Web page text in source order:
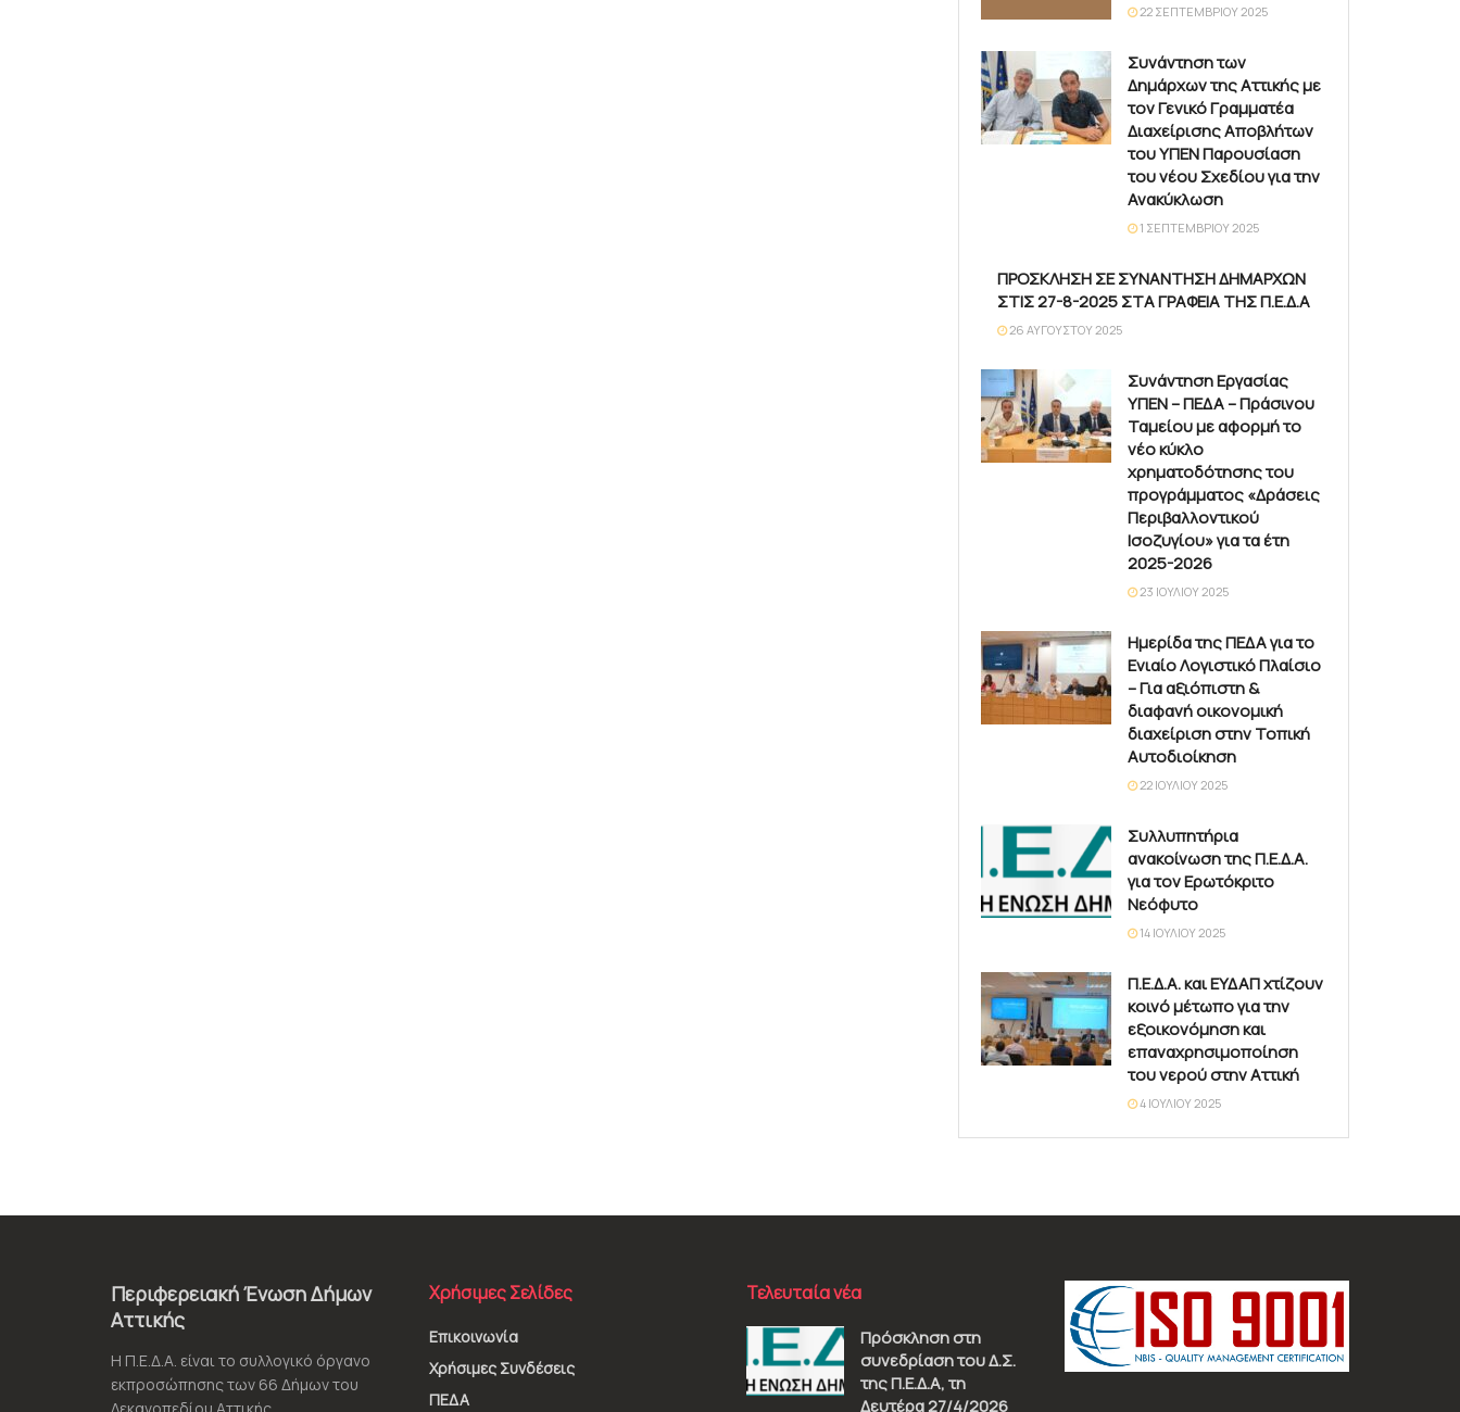
22 ΣΕΠΤΕΜΒΡΊΟΥ 2025
Συνάντηση των
Δημάρχων της Αττικής με
τον Γενικό Γραμματέα
Διαχείρισης Αποβλήτων
του ΥΠΕΝ Παρουσίαση
του νέου Σχεδίου για την
Ανακύκλωση
1 ΣΕΠΤΕΜΒΡΊΟΥ 2025
ΠΡΟΣΚΛΗΣΗ ΣΕ ΣΥΝΑΝΤΗΣΗ ΔΗΜΑΡΧΩΝ
ΣΤΙΣ 27-8-2025 ΣΤΑ ΓΡΑΦΕΙΑ ΤΗΣ Π.Ε.Δ.Α
26 ΑΥΓΟΎΣΤΟΥ 2025
Συνάντηση Εργασίας
ΥΠΕΝ – ΠΕΔΑ – Πράσινου
Ταμείου με αφορμή το
νέο κύκλο
χρηματοδότησης του
προγράμματος «Δράσεις
Περιβαλλοντικού
Ισοζυγίου» για τα έτη
2025-2026
23 ΙΟΥΛΊΟΥ 2025
Ημερίδα της ΠΕΔΑ για το
Ενιαίο Λογιστικό Πλαίσιο
– Για αξιόπιστη &
διαφανή οικονομική
διαχείριση στην Τοπική
Αυτοδιοίκηση
22 ΙΟΥΛΊΟΥ 2025
Συλλυπητήρια
ανακοίνωση της Π.Ε.Δ.Α.
για τον Ερωτόκριτο
Νεόφυτο
14 ΙΟΥΛΊΟΥ 2025
Π.Ε.Δ.Α. και ΕΥΔΑΠ χτίζουν
κοινό μέτωπο για την
εξοικονόμηση και
επαναχρησιμοποίηση
του νερού στην Αττική
4 ΙΟΥΛΊΟΥ 2025
Περιφερειακή Ένωση Δήμων
Αττικής
Η Π.Ε.Δ.Α. είναι το συλλογικό όργανο
εκπροσώπησης των 66 Δήμων του
Χρήσιμες Σελίδες
Επικοινωνία
Χρήσιμες Συνδέσεις
ΠΕΔΑ
Τελευταία νέα
Πρόσκληση στη
συνεδρίαση του Δ.Σ.
της Π.Ε.Δ.Α, τη
Δευτέρα 27/4/2026